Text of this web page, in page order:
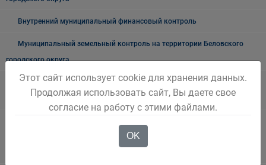
Внутренний муниципальный финансовый контроль
Муниципальный земельный контроль на территории Беловского
городского округа
Межведомственная антинаркотическая комиссии в Беловском
городском округе
освободившихся из мест лишения свободы Беловского городского
Этот сайт использует cookie для хранения данных.
Продолжая использовать сайт, Вы даете свое
согласие на работу с этими файлами.
OK